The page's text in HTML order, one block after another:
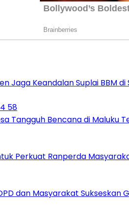
Jaga Keandalan Suplai BBM di
Tangguh Bencana di Maluku
Perkuat Ranperda
dan Masyarakat Sukseskan